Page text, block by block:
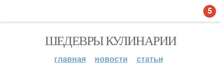
ШЕДЕВРЫ КУЛИНАРИИ
главная новости статьи
5